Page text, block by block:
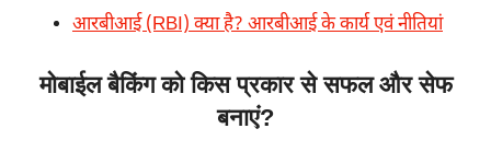
आरबीआई (RBI) क्या है? आरबीआई के कार्य एवं नीतियां
मोबाईल बैकिंग को किस प्रकार से सफल और सेफ
बनाएं?